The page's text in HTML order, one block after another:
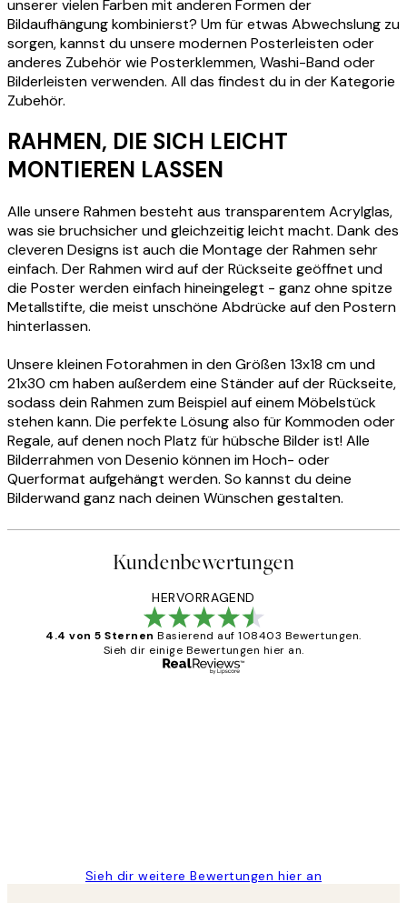
unserer vielen Farben mit anderen Formen der
Bildaufhängung kombinierst? Um für etwas Abwechslung zu
sorgen, kannst du unsere modernen Posterleisten oder
anderes Zubehör wie Posterklemmen, Washi-Band oder
Bilderleisten verwenden. All das findest du in der Kategorie
Zubehör.
RAHMEN, DIE SICH LEICHT
MONTIEREN LASSEN
Alle unsere Rahmen besteht aus transparentem Acrylglas,
was sie bruchsicher und gleichzeitig leicht macht. Dank des
cleveren Designs ist auch die Montage der Rahmen sehr
einfach. Der Rahmen wird auf der Rückseite geöffnet und
die Poster werden einfach hineingelegt - ganz ohne spitze
Metallstifte, die meist unschöne Abdrücke auf den Postern
hinterlassen.
Unsere kleinen Fotorahmen in den Größen 13x18 cm und
21x30 cm haben außerdem eine Ständer auf der Rückseite,
sodass dein Rahmen zum Beispiel auf einem Möbelstück
stehen kann. Die perfekte Lösung also für Kommoden oder
Regale, auf denen noch Platz für hübsche Bilder ist! Alle
Bilderrahmen von Desenio können im Hoch- oder
Querformat aufgehängt werden. So kannst du deine
Bilderwand ganz nach deinen Wünschen gestalten.
Kundenbewertungen
HERVORRAGEND
4.4 von 5 Sternen Basierend auf 108403 Bewertungen.
Sieh dir einige Bewertungen hier an.
Sieh dir weitere Bewertungen hier an